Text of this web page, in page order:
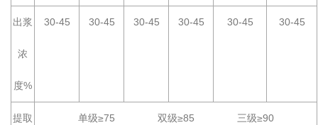
出浆
浓
度%
30-45 30-45 30-45 30-45 30-45 30-45
提取 单级≥75 双级≥85 三级≥90